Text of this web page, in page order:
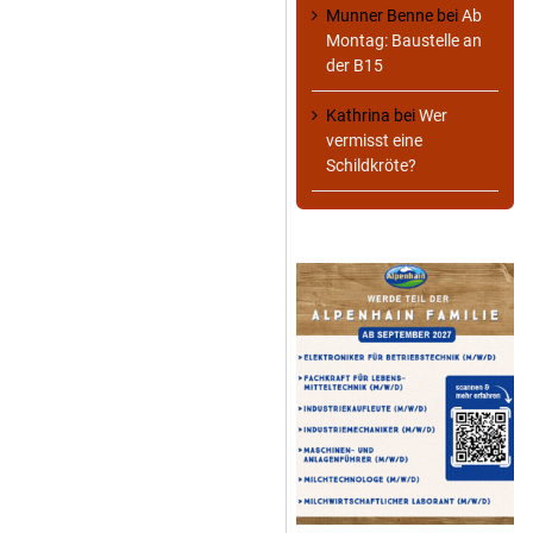
Munner Benne beiAb
Montag: Baustelle an
der B15
Kathrina beiWer
vermisst eine
Schildkröte?